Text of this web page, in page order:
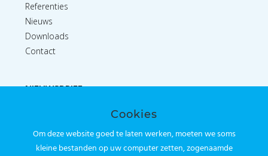
Referenties
Nieuws
Downloads
Contact
NIEUWSBRIEF
Cookies
Om deze website goed te laten werken, moeten we soms
kleine bestanden op uw computer zetten, zogenaamde